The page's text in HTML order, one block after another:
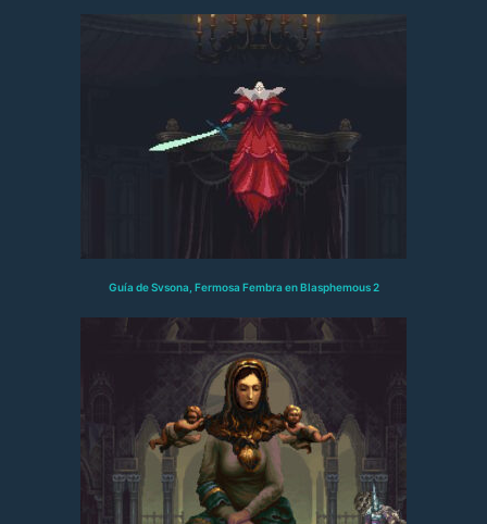
Guía de Svsona, Fermosa Fembra en Blasphemous 2